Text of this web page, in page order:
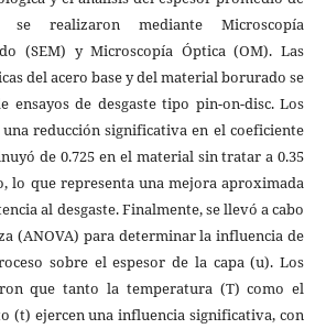
se realizaron mediante Microscopía
(SEM) y Microscopía Óptica (OM). Las
del acero base y del material borurado se
ensayos de desgaste tipo pin-on-disc. Los
reducción significativa en el coeficiente
de 0.725 en el material sin tratar a 0.35
lo que representa una mejora aproximada
al desgaste. Finalmente, se llevó a cabo
(ANOVA) para determinar la influencia de
sobre el espesor de la capa (u). Los
que tanto la temperatura (T) como el
(t) ejercen una influencia significativa, con